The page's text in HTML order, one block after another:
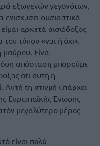
εξωγενών γεγονότων,
ουσιαστικά
αρκετά αισιόδοξος.
τύπου «ναι ή όχι».
Είναι
απόσταση μπορούμε
ότι αυτή η
τη στιγμή υπάρχει
Ευρωπαϊκής Ένωσης
μεγαλύτερο μέρος
είναι πολύ